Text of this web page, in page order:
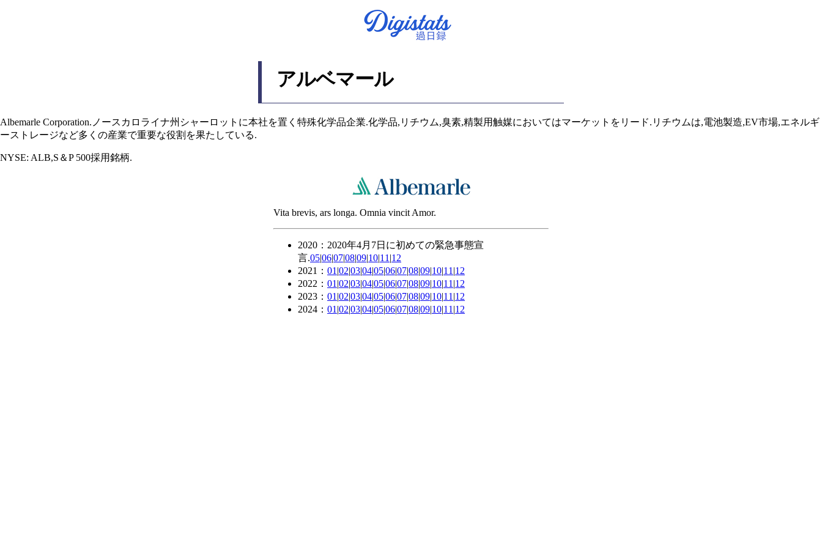
アルベマール
Albemarle Corporation.ノースカロライナ州シャーロットに本社を置く特殊化学品企業.化学品,リチウム,臭素,精製用触媒においてはマーケットをリード.リチウムは,電池製造,EV市場,エネルギ
ーストレージなど多くの産業で重要な役割を果たしている.
NYSE: ALB,S＆P 500採用銘柄.
Vita brevis, ars longa. Omnia vincit Amor.
2020：2020年4月7日に初めての緊急事態宣
言.05|06|07|08|09|10|11 |12
2021： 01 |02|03|04|05|06|07|08|09|10|11 |12
2022： 01 |02|03|04|05|06|07|08|09|10|11 |12
2023： 01 |02|03|04|05|06|07|08|09|10|11 |12
2024： 01 |02|03|04|05|06|07|08|09|10|11 |12